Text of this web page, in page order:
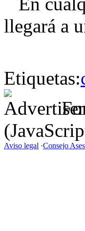
llegará a
Etiquetas:
Aviso legal ·Consejo